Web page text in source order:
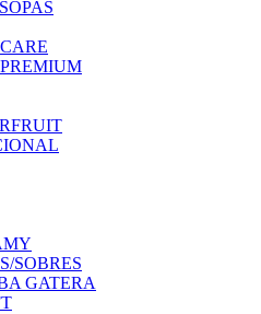
SOPAS
SOBRES
GATERA